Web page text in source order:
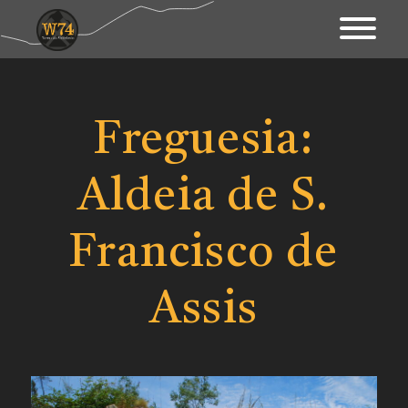
Território
Património
Mapa Interativo
Ações
Contactos & Links
Freguesia:
Aldeia de S.
Francisco de
Assis